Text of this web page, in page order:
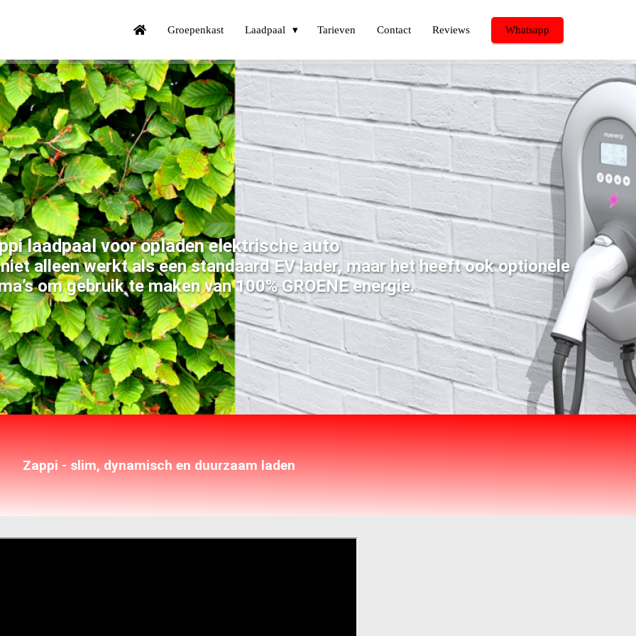
Groepenkast Laadpaal Tarieven Contact Reviews Whatsapp
laadpaal voor opladen elektrische auto
alleen werkt als een standaard EV lader, maar het heeft ook optionele
om gebruik te maken van 100% GROENE energie.
Zappi - slim, dynamisch en duurzaam laden